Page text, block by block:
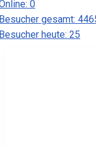
0
gesamt:
heute: 25